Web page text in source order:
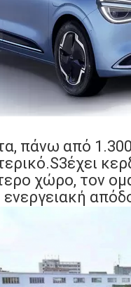
πάνω από 1.300
S3έχει
χώρο, τον